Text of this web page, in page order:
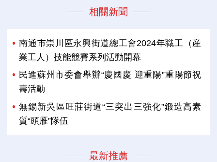
相關新聞
南通市崇川區永興街道總工會2024年職工（産
業工人）技能競賽系列活動開幕
民進蘇州市委會舉辦“慶國慶 迎重陽”重陽節祝
壽活動
無錫新吳區旺莊街道“三突出三強化”鍛造高素
質“頭雁”隊伍
最新推薦